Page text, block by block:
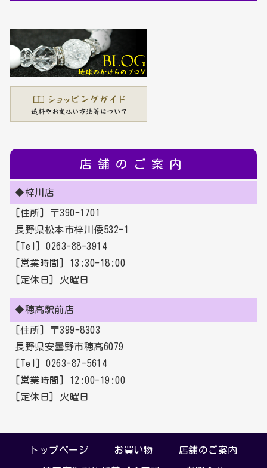
店舗のご案内
◆梓川店
[住所] 〒390-1701
長野県松本市梓川倭532-1
[Tel] 0263-88-3914
[営業時間] 13:30-18:00
[定休日] 火曜日
◆穂高駅前店
[住所] 〒399-8303
長野県安曇野市穂高6079
[Tel] 0263-87-5614
[営業時間] 12:00-19:00
[定休日] 火曜日
トップページ お買い物 店舗のご案内